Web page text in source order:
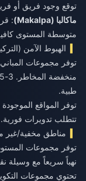
توقع وجود فريق أو
ماكالبا (Makalpa)
:
متوسطة المستوى
الهبوط الآمن
توفر مجموعات المباني
طبية.
توفر المواقع
تتطلب تدويرات فورية.
مناطق مخفية/غير
توفر مجموعات
نهباً سريعاً مع وسيلة
تحتوي مجموعات